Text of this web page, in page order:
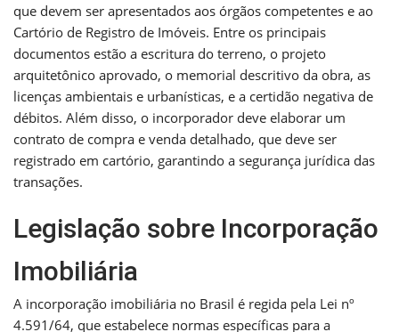
que devem ser apresentados aos órgãos competentes e ao
Cartório de Registro de Imóveis. Entre os principais
documentos estão a escritura do terreno, o projeto
arquitetônico aprovado, o memorial descritivo da obra, as
licenças ambientais e urbanísticas, e a certidão negativa de
débitos. Além disso, o incorporador deve elaborar um
contrato de compra e venda detalhado, que deve ser
registrado em cartório, garantindo a segurança jurídica das
transações.
Legislação sobre Incorporação
Imobiliária
A incorporação imobiliária no Brasil é regida pela Lei nº
4.591/64, que estabelece normas específicas para a